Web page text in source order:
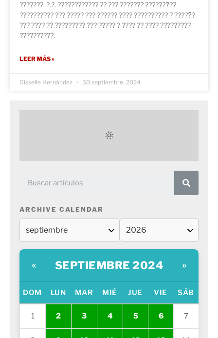
???????, ?.?. ???????????? ?? ??? ??????? ???????́??
?????????? ??? ????? ??? ?????? ???? ?????????? ? ?????́?
??? ???? ?? ????????? ??? ????? ? ???? ?? ???? ?????????
??????????.
LEER MÁS »
Gisselle Hernández 30 septiembre, 2024
ARCHIVE CALENDAR
« SEPTIEMBRE 2024 »
DOM LUN MAR MIÉ JUE VIE SÁB
1 2 3 4 5 6 7